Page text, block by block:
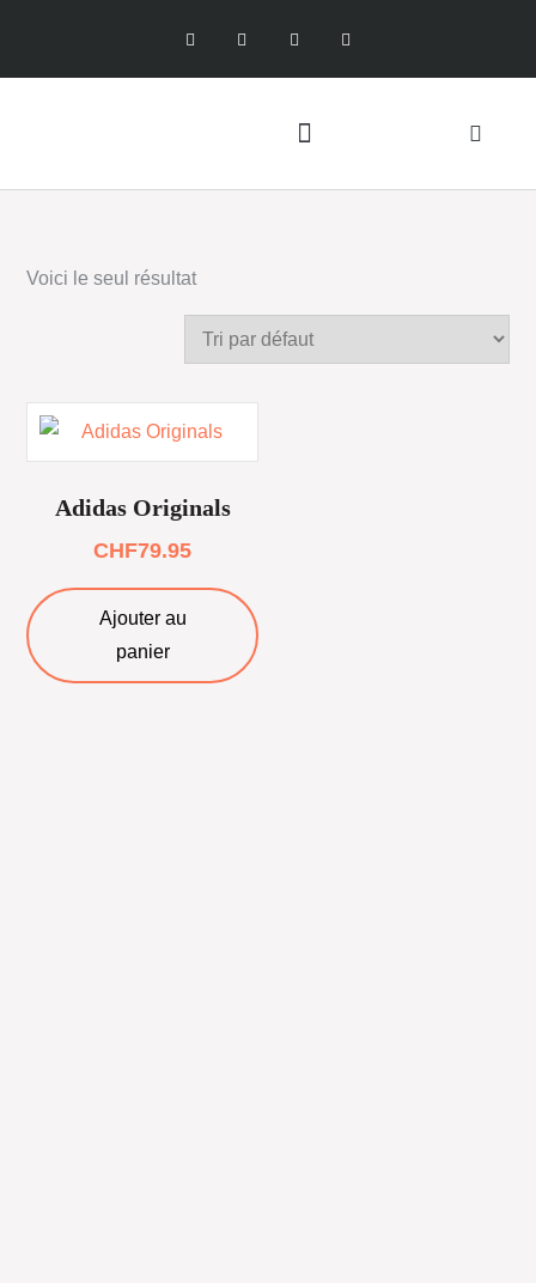
Voici le seul résultat
Adidas Originals
CHF79.95
Ajouter au
panier